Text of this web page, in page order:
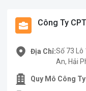
Công Ty
Địa Chỉ:Số 73 Lô
An, Hải
Quy Mô Công